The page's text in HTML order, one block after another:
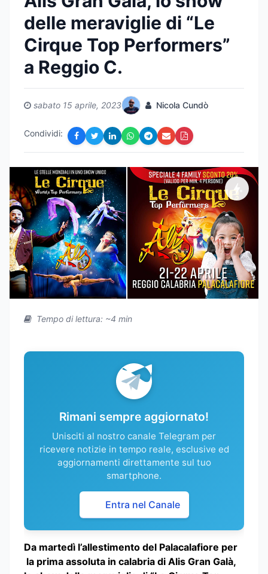
delle meraviglie di “Le
Cirque Top Performers”
a Reggio C.
sabato 15 aprile, 2023 Nicola Cundò
Condividi:
Tempo di lettura: ~4 min
Rimani sempre aggiornato!
Unisciti al nostro canale Telegram per
ricevere notizie in tempo reale, esclusive ed
aggiornamenti direttamente sul tuo
smartphone.
Entra nel Canale
Da martedì l’allestimento del Palacalafiore per
la prima assoluta in calabria di Alis Gran Galà,